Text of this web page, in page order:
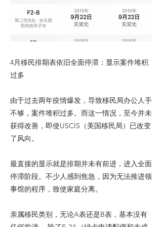
4月移民排期表依旧全面停滞：显示案件堆积
过多
由于过去两年疫情爆发，导致移民局办公人手
不够，案件堆积过多。而这一情况，至今并未
获得改善，即使USCIS（美国移民局）已改变
了风向。
最直接的显示就是排期并未有前进，进入全面
停滞阶段。不少人感到焦急，因为无法推进领
事馆的程序，致使家庭分离。
亲属移民类别，无论A表还是B表，基本没有